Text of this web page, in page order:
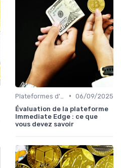
• 06/09/2025
Évaluation de la plateforme
Immediate Edge : ce que
vous devez savoir